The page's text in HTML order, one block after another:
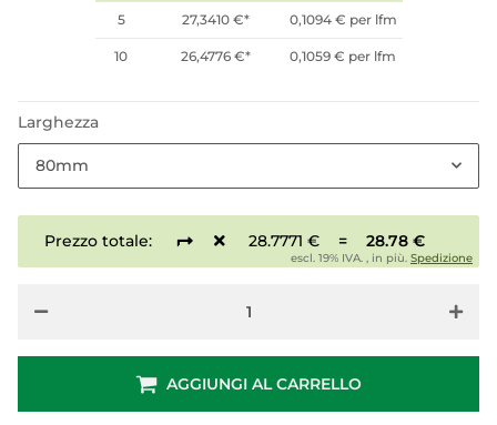
5 27,3410 €* 0,1094 € per lfm
10 26,4776 €* 0,1059 € per lfm
Larghezza
80mm
Prezzo totale: 28.7771 € = 28.78 €
escl. 19% IVA. , in più. Spedizione
AGGIUNGI AL CARRELLO